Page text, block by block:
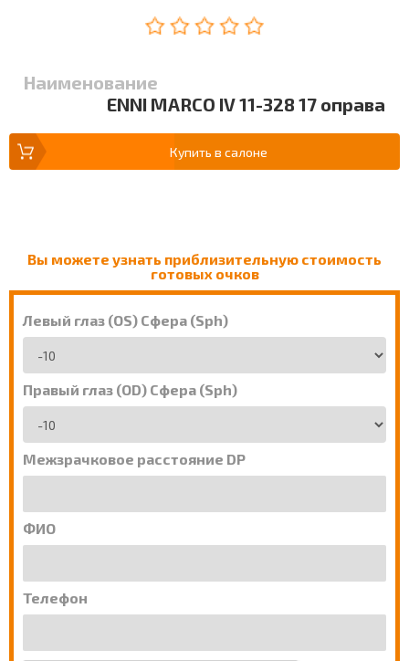
Наименование
ENNI MARCO IV 11-328 17 оправа
Купить в салоне
Вы можете узнать приблизительную стоимость
готовых очков
Левый глаз (OS) Сфера (Sph)
Правый глаз (OD) Сфера (Sph)
Межзрачковое расстояние DP
ФИО
Телефон